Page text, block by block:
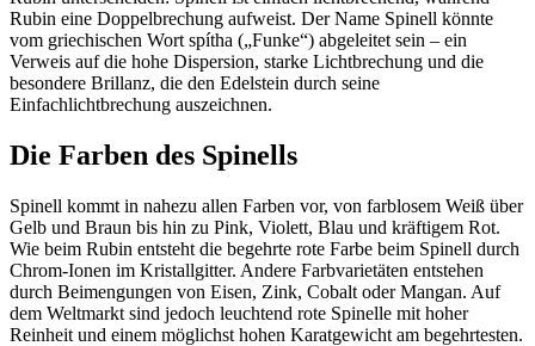
Rubin eine Doppelbrechung aufweist. Der Name Spinell könnte
vom griechischen Wort spítha („Funke“) abgeleitet sein – ein
Verweis auf die hohe Dispersion, starke Lichtbrechung und die
besondere Brillanz, die den Edelstein durch seine
Einfachlichtbrechung auszeichnen.
Die Farben des Spinells
Spinell kommt in nahezu allen Farben vor, von farblosem Weiß über
Gelb und Braun bis hin zu Pink, Violett, Blau und kräftigem Rot.
Wie beim Rubin entsteht die begehrte rote Farbe beim Spinell durch
Chrom-Ionen im Kristallgitter. Andere Farbvarietäten entstehen
durch Beimengungen von Eisen, Zink, Cobalt oder Mangan. Auf
dem Weltmarkt sind jedoch leuchtend rote Spinelle mit hoher
Reinheit und einem möglichst hohen Karatgewicht am begehrtesten.